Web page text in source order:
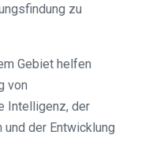
zu
Gebiet helfen
von
Intelligenz, der
der Entwicklung